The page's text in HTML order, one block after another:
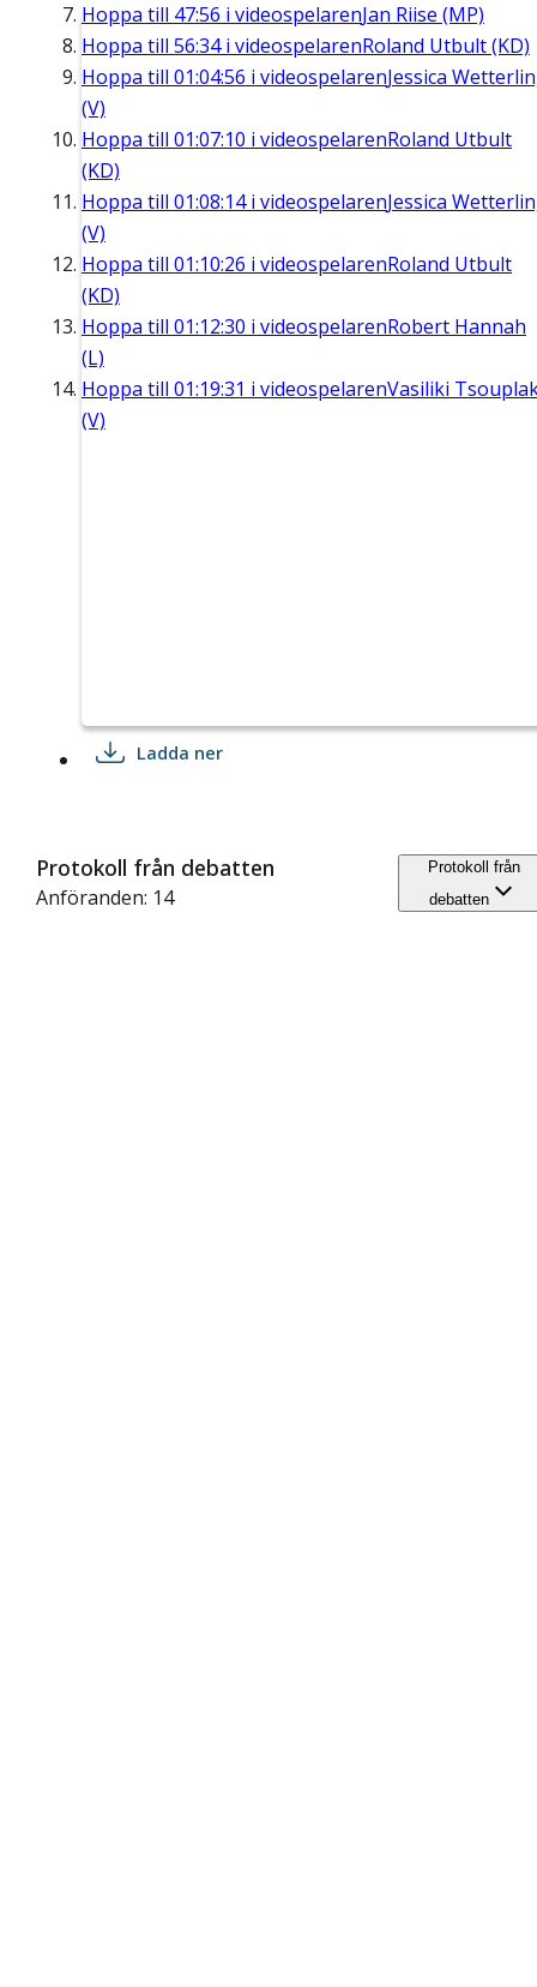
Hoppa till 47:56 i videospelarenJan Riise (MP)
Hoppa till 56:34i videospelarenRoland Utbult (KD)
Hoppa till 01:04:56 i videospelarenJessica
(V)
Hoppa till 01:07:10 i videospelarenRoland Utbult
(KD)
Hoppa till 01:08:14i videospelarenJessica
(V)
Hoppa till 01:10:26 i videospelarenRoland Utbult
(KD)
Hoppa till 01:12:30 i videospelarenRobert Hannah
(L)
Hoppa till 01:19:31 i videospelarenVasiliki
(V)
Ladda ner
Protokoll från debatten
Anföranden: 14
Protokoll från
debatten